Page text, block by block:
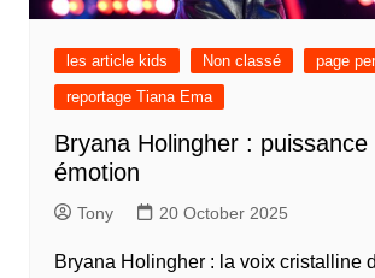
les article kids Non classé
page
reportage Tiana Ema
Bryana Holingher : puissance
émotion
Tony 20 October 2025
Bryana Holingher : la voix cristalline